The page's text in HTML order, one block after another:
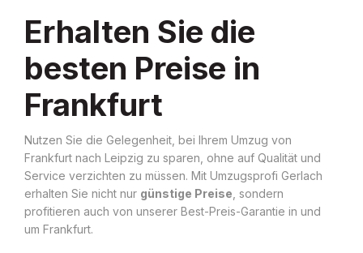
Erhalten Sie die
besten Preise in
Frankfurt
Nutzen Sie die Gelegenheit, bei Ihrem Umzug von
Frankfurt nach Leipzig zu sparen, ohne auf Qualität und
Service verzichten zu müssen. Mit Umzugsprofi Gerlach
erhalten Sie nicht nur günstige Preise , sondern
profitieren auch von unserer Best-Preis-Garantie in und
um Frankfurt.